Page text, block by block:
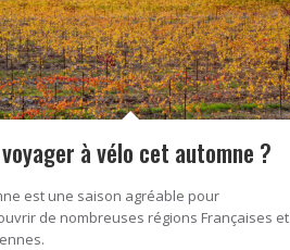
à vélo cet automne ?
est une saison agréable pour
de nombreuses régions Françaises et